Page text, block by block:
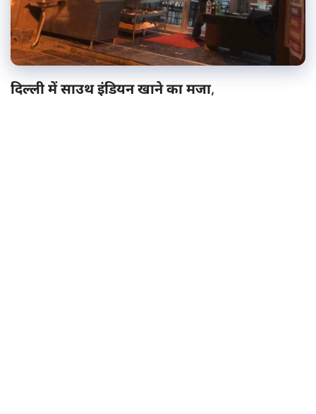
दिल्ली में साउथ इंडियन खाने का मजा,